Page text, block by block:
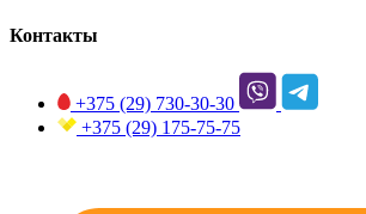
Контакты
+375 (29) 730-30-30
+375 (29) 175-75-75